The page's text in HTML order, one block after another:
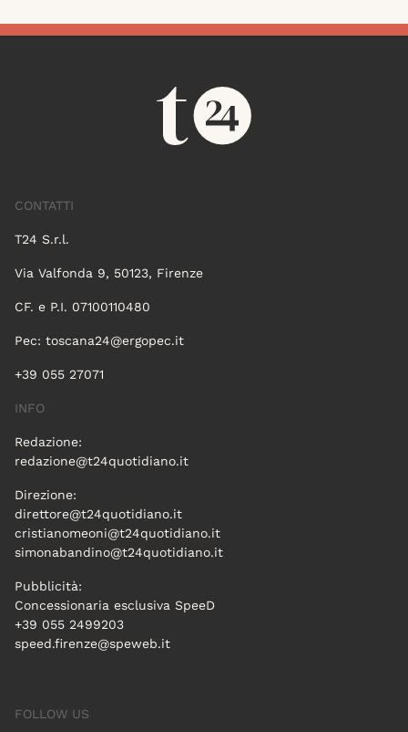
CONTATTI
T24 S.r.l.
Via Valfonda 9, 50123, Firenze
CF. e P.I. 07100110480
Pec: toscana24@ergopec.it
+39 055 27071
INFO
Redazione:
redazione@t24quotidiano.it
Direzione:
direttore@t24quotidiano.it
cristianomeoni@t24quotidiano.it
simonabandino@t24quotidiano.it
Pubblicità:
Concessionaria esclusiva SpeeD
+39 055 2499203
speed.firenze@speweb.it
FOLLOW US